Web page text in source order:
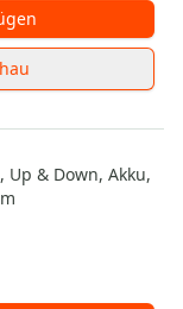
Up & Down, Akku,